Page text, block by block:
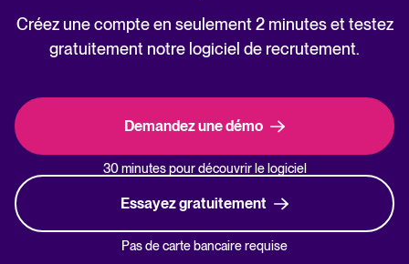
Créez une compte en seulement 2 minutes et testez
gratuitement notre logiciel de recrutement.
Demandez une démo
30 minutes pour découvrir le logiciel
Essayez gratuitement
Pas de carte bancaire requise